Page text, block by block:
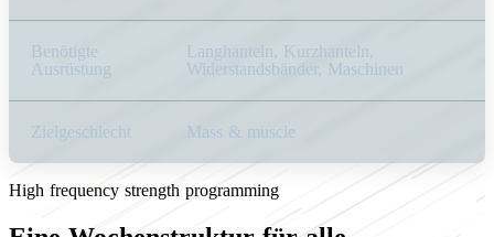
Benötigte
Ausrüstung
Langhanteln, Kurzhanteln,
Widerstandsbänder, Maschinen
Zielgeschlecht Mass & muscle
High frequency strength programming